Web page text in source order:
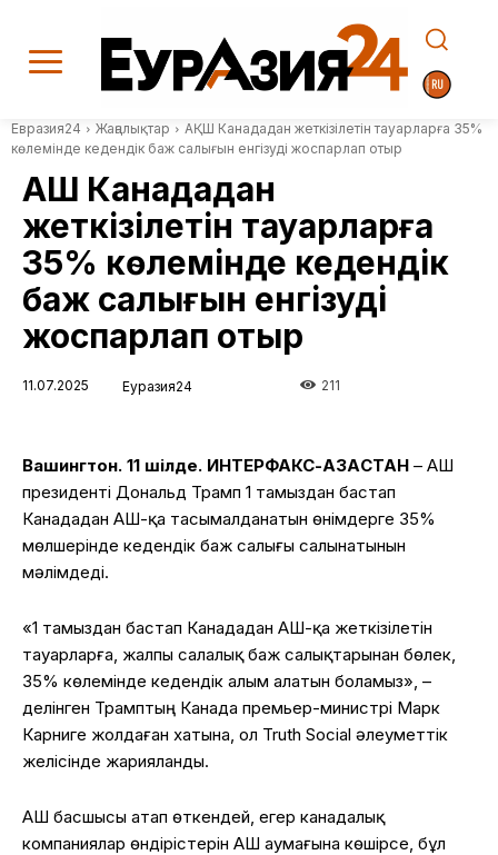
Евразия24 Жаңалықтар
АҚШ Канададан жеткізілетін тауарларға 35%
көлемінде кедендік баж салығын енгізуді жоспарлап отыр
АҚШ Канададан
жеткізілетін тауарларға
35% көлемінде кедендік
баж салығын енгізуді
жоспарлап отыр
11.07.2025 Еуразия24 211
Вашингтон. 11 шілде. ИНТЕРФАКС-ҚАЗАҚСТАН – АҚШ
президенті Дональд Трамп 1 тамыздан бастап
Канададан АҚШ-қа тасымалданатын өнімдерге 35%
мөлшерінде кедендік баж салығы салынатынын
мәлімдеді.
«1 тамыздан бастап Канададан АҚШ-қа жеткізілетін
тауарларға, жалпы салалық баж салықтарынан бөлек,
35% көлемінде кедендік алым алатын боламыз», –
делінген Трамптың Канада премьер-министрі Марк
Карниге жолдаған хатына, ол Truth Social әлеуметтік
желісінде жарияланды.
АҚШ басшысы атап өткендей, егер канадалық
компаниялар өндірістерін АҚШ аумағына көшірсе, бұл